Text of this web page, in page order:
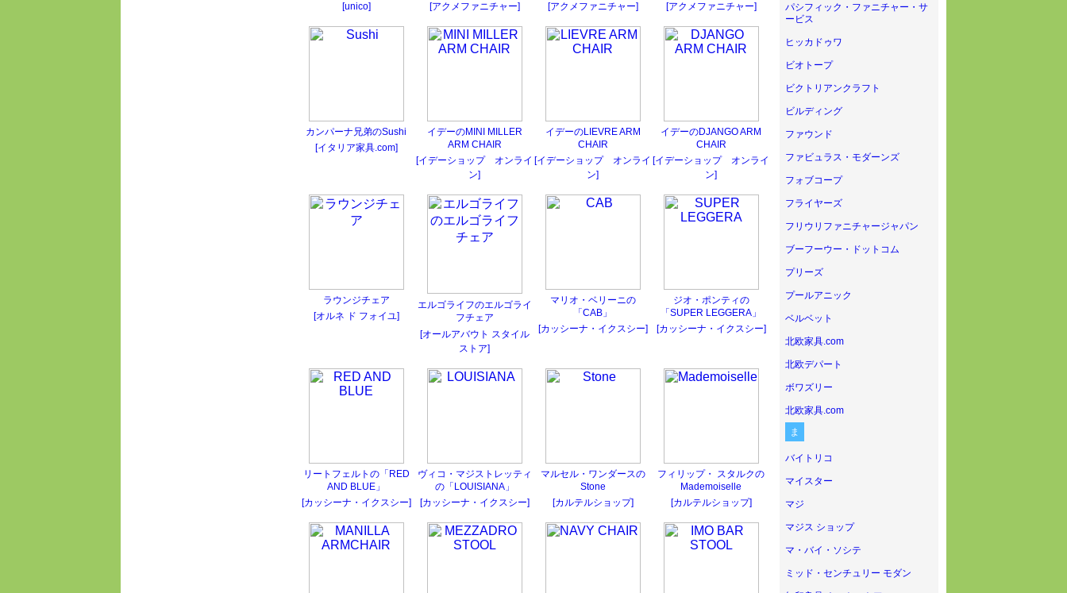
[unico]
[アクメファニチャー]
[アクメファニチャー]
[アクメファニチャー]
カンパーナ兄弟のSushi
[イタリア家具.com]
イデーのMINI MILLER
ARM CHAIR
[イデーショップ オンライ
ン]
イデーのLIEVRE ARM
CHAIR
[イデーショップ オンライ
ン]
イデーのDJANGO ARM
CHAIR
[イデーショップ オンライ
ン]
ラウンジチェア
[オルネ ド フォイユ]
エルゴライフのエルゴライ
フチェア
[オールアバウト スタイル
ストア]
マリオ・ベリーニの
「CAB」
[カッシーナ・イクスシー]
ジオ・ポンティの
「SUPER LEGGERA」
[カッシーナ・イクスシー]
リートフェルトの「RED
AND BLUE」
[カッシーナ・イクスシー]
ヴィコ・マジストレッティ
の「LOUISIANA」
[カッシーナ・イクスシー]
マルセル・ワンダースの
Stone
[カルテルショップ]
フィリップ・ スタルクの
Mademoiselle
[カルテルショップ]
パシフィック・ファニチャー・サ
ービス
ヒッカドゥワ
ビオトープ
ビクトリアンクラフト
ビルディング
ファウンド
ファビュラス・モダーンズ
フォブコープ
フライヤーズ
フリウリファニチャージャパン
ブーフーウー・ドットコム
プリーズ
プールアニック
ベルベット
北欧家具.com
北欧デパート
ボワズリー
北欧家具.com
ま
バイトリコ
マイスター
マジ
マジス ショップ
マ・バイ・ソシテ
ミッド・センチュリー モダン